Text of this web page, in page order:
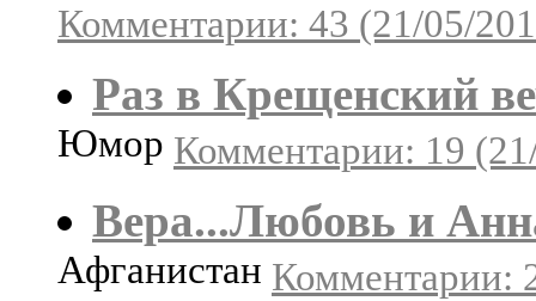
Комментарии: 43 (21/05/
Раз в Крещенский
Юмор Комментарии: 19
Вера...Любовь и
Афганистан Комментарии: